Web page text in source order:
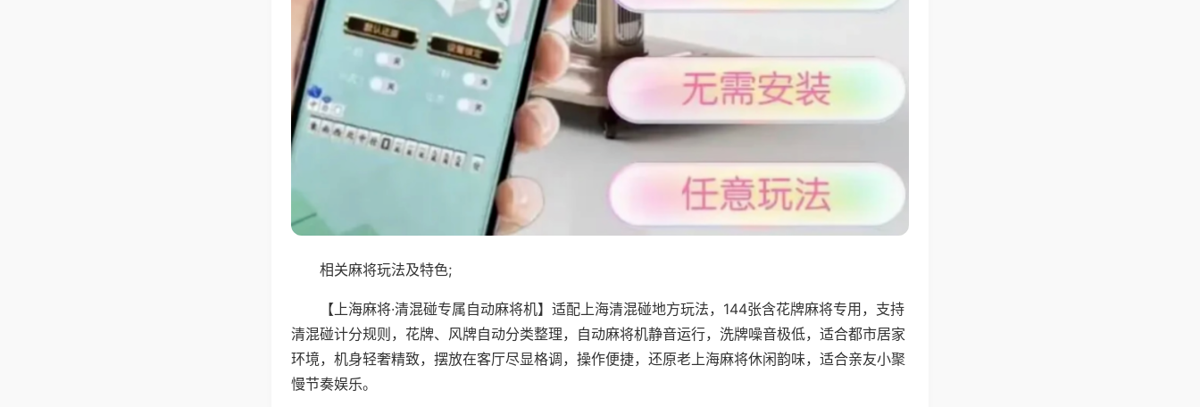
相关麻将玩法及特色;
【上海麻将·清混碰专属自动麻将机】适配上海清混碰地方玩法，144张含花牌麻将专用，支持
清混碰计分规则，花牌、风牌自动分类整理，自动麻将机静音运行，洗牌噪音极低，适合都市居家
环境，机身轻奢精致，摆放在客厅尽显格调，操作便捷，还原老上海麻将休闲韵味，适合亲友小聚
慢节奏娱乐。